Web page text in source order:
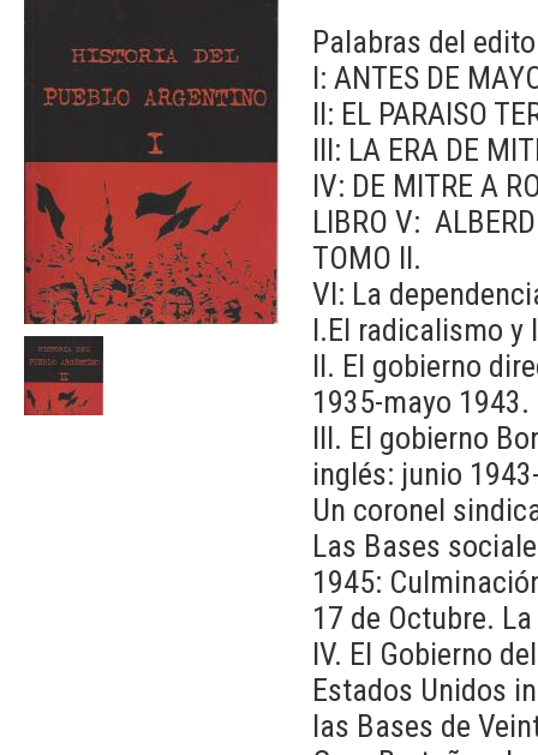
Palabras del
I: ANTES DE
II: EL PARAISO
III: LA ERA DE
IV: DE MITRE A
LIBRO V:
TOMO II.
VI: La
I.El radicalismo y
II. El gobierno
1935-mayo 1943.
III. El gobierno
inglés: junio
Un coronel
Las Bases
1945:
17 de Octubre.
IV. El Gobierno
Estados Unidos
las Bases de